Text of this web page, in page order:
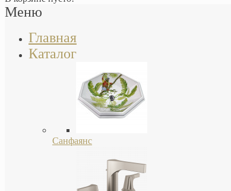
Меню
Главная
Каталог
Санфаянс